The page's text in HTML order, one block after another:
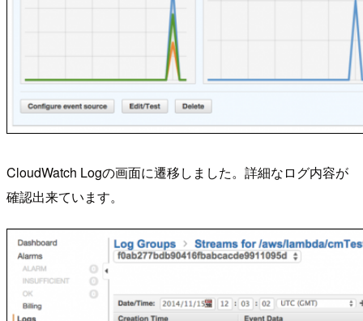
CloudWatch Logの画面に遷移しました。詳細なログ内容が
確認出来ています。